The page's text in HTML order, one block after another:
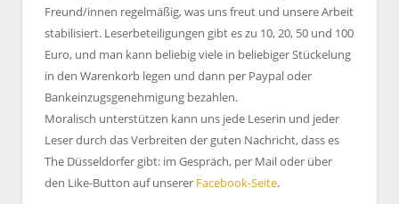
Freund/innen regelmäßig, was uns freut und unsere Arbeit
stabilisiert. Leserbeteiligungen gibt es zu 10, 20, 50 und 100
Euro, und man kann beliebig viele in beliebiger Stückelung
in den Warenkorb legen und dann per Paypal oder
Bankeinzugsgenehmigung bezahlen.
Moralisch unterstützen kann uns jede Leserin und jeder
Leser durch das Verbreiten der guten Nachricht, dass es
The Düsseldorfer gibt: im Gespräch, per Mail oder über
den Like-Button auf unserer Facebook-Seite.